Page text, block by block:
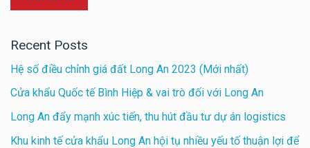
Recent Posts
Hệ số điều chỉnh giá đất Long An 2023 (Mới nhất)
Cửa khẩu Quốc tế Bình Hiệp & vai trò đối với Long An
Long An đẩy mạnh xúc tiến, thu hút đầu tư dự án logistics
Khu kinh tế cửa khẩu Long An hội tụ nhiều yếu tố thuận lợi để